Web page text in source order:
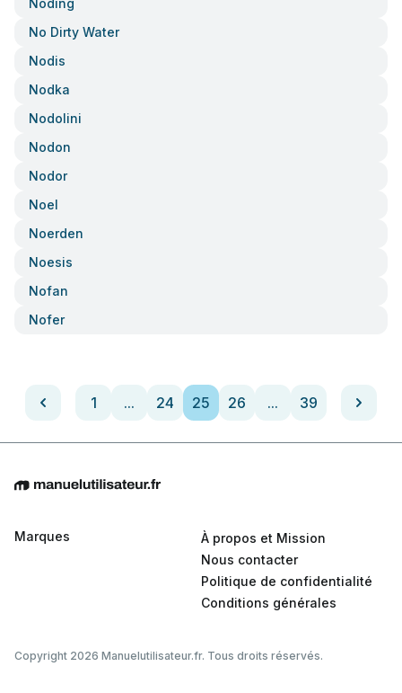
Noding
No Dirty Water
Nodis
Nodka
Nodolini
Nodon
Nodor
Noel
Noerden
Noesis
Nofan
Nofer
1 ... 24 25 26 ... 39
Marques
À propos et Mission
Nous contacter
Politique de confidentialité
Conditions générales
Copyright 2026 Manuelutilisateur.fr. Tous droits réservés.